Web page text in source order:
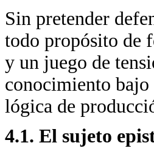
Sin pretender
todo propósito de
y un juego de
conocimiento bajo
lógica de
4.1. El sujeto